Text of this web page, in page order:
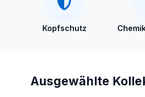
Kopfschutz
Ausgewählte